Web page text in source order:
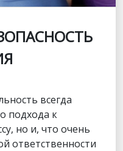
всегда
подхода к
но и, что очень
ответственности